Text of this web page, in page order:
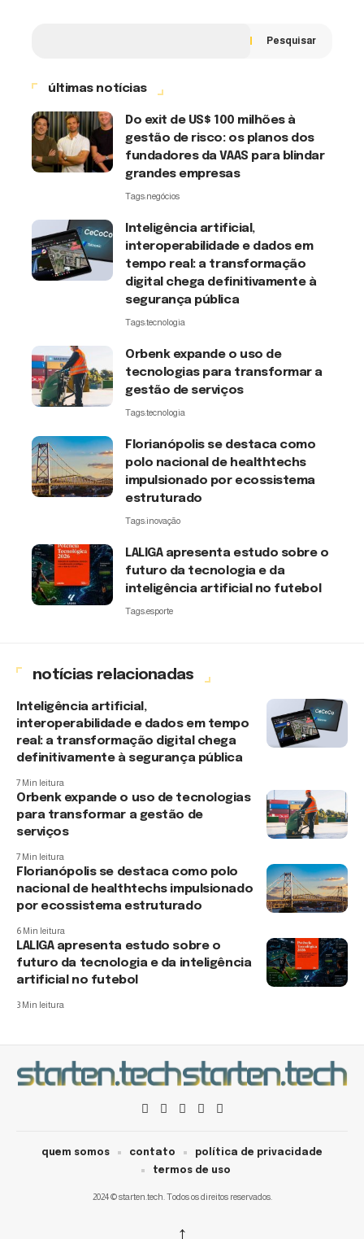
Pesquisar
últimas notícias
Do exit de US$ 100 milhões à
gestão de risco: os planos dos
fundadores da VAAS para blindar
grandes empresas
Tags:negócios
Inteligência artificial,
interoperabilidade e dados em
tempo real: a transformação
digital chega definitivamente à
segurança pública
Tags:tecnologia
Orbenk expande o uso de
tecnologias para transformar a
gestão de serviços
Tags:tecnologia
Florianópolis se destaca como
polo nacional de healthtechs
impulsionado por ecossistema
estruturado
Tags:inovação
LALIGA apresenta estudo sobre o
futuro da tecnologia e da
inteligência artificial no futebol
Tags:esporte
notícias relacionadas
Inteligência artificial,
interoperabilidade e dados em tempo
real: a transformação digital chega
definitivamente à segurança pública
7 Min leitura
Orbenk expande o uso de tecnologias
para transformar a gestão de
serviços
7 Min leitura
Florianópolis se destaca como polo
nacional de healthtechs impulsionado
por ecossistema estruturado
6 Min leitura
LALIGA apresenta estudo sobre o
futuro da tecnologia e da inteligência
artificial no futebol
3 Min leitura
2024 © starten.tech. Todos os direitos reservados.
quem somos contato
política de privacidade
termos de uso
↑